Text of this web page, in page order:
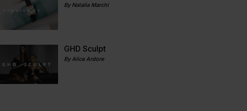
By Natalia Marchi
GHD Sculpt
By Alice Ardore